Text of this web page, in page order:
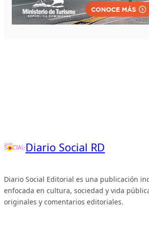
Diario Social RD
Diario Social Editorial es una publicación
enfocada en cultura, sociedad y vida
originales y comentarios editoriales.